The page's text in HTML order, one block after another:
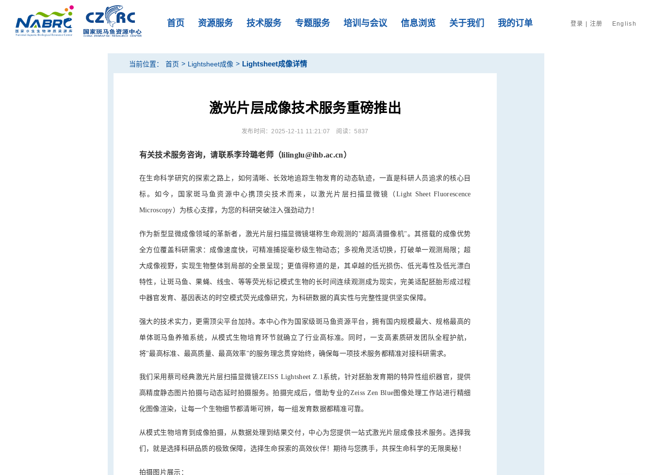
首页 资源服务 技术服务 专题服务 培训与会议 信息浏览 关于我们 我的订单 登录 | 注册 English
当前位置： 首页 > Lightsheet成像 > Lightsheet成像详情
激光片层成像技术服务重磅推出
发布时间：2025-12-11 11:21:07 阅读：5837
有关技术服务咨询，请联系李玲璐老师（lilinglu@ihb.ac.cn）
在生命科学研究的探索之路上，如何清晰、长效地追踪生物发育的动态轨迹，一直是科研人员追求的核心目
标。如今，国家斑马鱼资源中心携顶尖技术而来，以激光片层扫描显微镜（Light Sheet Fluorescence
Microscopy）为核心支撑，为您的科研突破注入强劲动力！
作为新型显微成像领域的革新者，激光片层扫描显微镜堪称生命观测的"超高清摄像机"。其搭载的成像优势
全方位覆盖科研需求：成像速度快，可精准捕捉毫秒级生物动态；多视角灵活切换，打破单一观测局限；超
大成像视野，实现生物整体到局部的全景呈现；更值得称道的是，其卓越的低光损伤、低光毒性及低光漂白
特性，让斑马鱼、果蝇、线虫、等等荧光标记模式生物的长时间连续观测成为现实，完美适配胚胎形成过程
中器官发育、基因表达的时空模式荧光成像研究，为科研数据的真实性与完整性提供坚实保障。
强大的技术实力，更需顶尖平台加持。本中心作为国家级斑马鱼资源平台，拥有国内规模最大、规格最高的
单体斑马鱼养殖系统，从模式生物培育环节就确立了行业高标准。同时，一支高素质研发团队全程护航，
将"最高标准、最高质量、最高效率"的服务理念贯穿始终，确保每一项技术服务都精准对接科研需求。
我们采用蔡司经典激光片层扫描显微镜ZEISS Lightsheet Z.1系统，针对胚胎发育期的特异性组织器官，提供
高精度静态图片拍摄与动态延时拍摄服务。拍摄完成后，借助专业的Zeiss Zen Blue图像处理工作站进行精细
化图像渲染，让每一个生物细节都清晰可辨，每一组发育数据都精准可靠。
从模式生物培育到成像拍摄，从数据处理到结果交付，中心为您提供一站式激光片层成像技术服务。选择我
们，就是选择科研品质的极致保障，选择生命探索的高效伙伴！期待与您携手，共探生命科学的无限奥秘！
拍摄图片展示：